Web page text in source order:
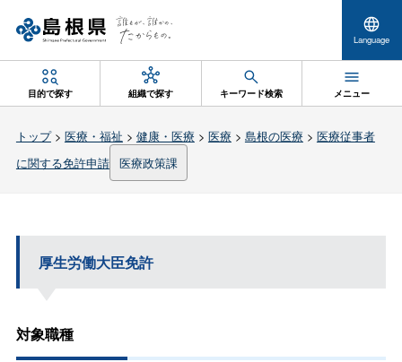
Language
目的で探す 組織で探す キーワード検索 メニュー
トップ> 医療・福祉 > 健康・医療 > 医療 > 島根の医療 > 医療従事者
に関する免許申請 医療政策課
厚生労働大臣免許
対象職種